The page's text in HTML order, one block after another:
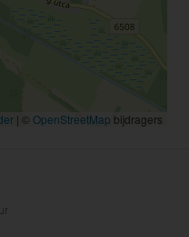
| © OpenStreetMap bijdragers